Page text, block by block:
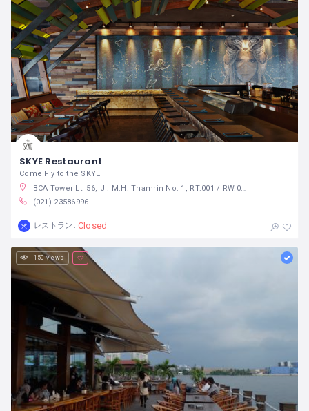
SKYE Restaurant
Come Fly to the SKYE
BCA Tower Lt. 56, Jl. M.H. Thamrin No. 1, RT.001 / RW.005, Menteng, RT.1/RW.5, Menteng, Kec. Menteng, Kota Jakarta Pusat, Daerah Khusus Ibukota Jakarta 10350 インドネシア
(021) 23586996
レストラン Closed
150 views